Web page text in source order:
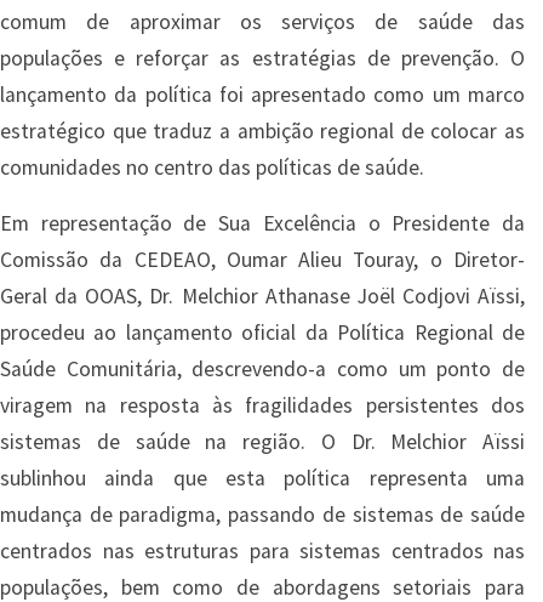
comum de aproximar os serviços de saúde das
populações e reforçar as estratégias de prevenção. O
lançamento da política foi apresentado como um marco
estratégico que traduz a ambição regional de colocar as
comunidades no centro das políticas de saúde.
Em representação de Sua Excelência o Presidente da
Comissão da CEDEAO, Oumar Alieu Touray, o Diretor-
Geral da OOAS, Dr. Melchior Athanase Joël Codjovi Aïssi,
procedeu ao lançamento oficial da Política Regional de
Saúde Comunitária, descrevendo-a como um ponto de
viragem na resposta às fragilidades persistentes dos
sistemas de saúde na região. O Dr. Melchior Aïssi
sublinhou ainda que esta política representa uma
mudança de paradigma, passando de sistemas de saúde
centrados nas estruturas para sistemas centrados nas
populações, bem como de abordagens setoriais para